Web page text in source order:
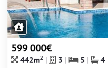
599 000€
442m2 3 5 4